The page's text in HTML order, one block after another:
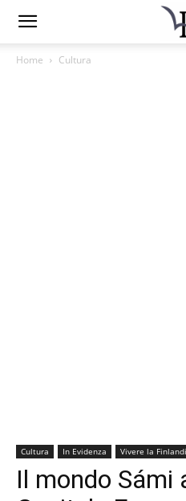
Home Cultura
Cultura In Evidenza Vivere la
Il mondo Sámi